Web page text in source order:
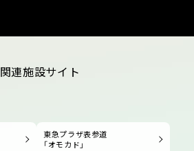
関連施設サイト
東急プラザ表参道
「オモカド」